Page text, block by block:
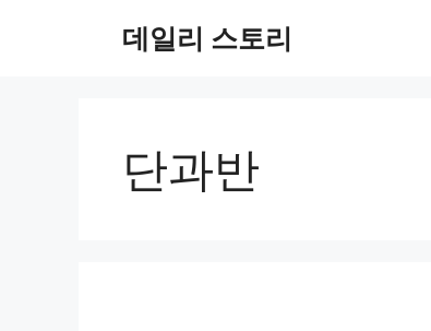
데일리 스토리
단과반